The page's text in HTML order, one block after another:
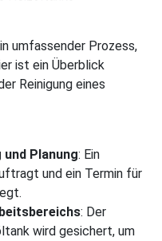
umfassender Prozess,
ist ein Überblick
Reinigung eines
Planung: Ein
und ein Termin für
: Der
wird gesichert, um